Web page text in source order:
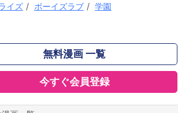
イズ / ボーイズラブ / 学園
無料漫画 一覧
今すぐ会員登録